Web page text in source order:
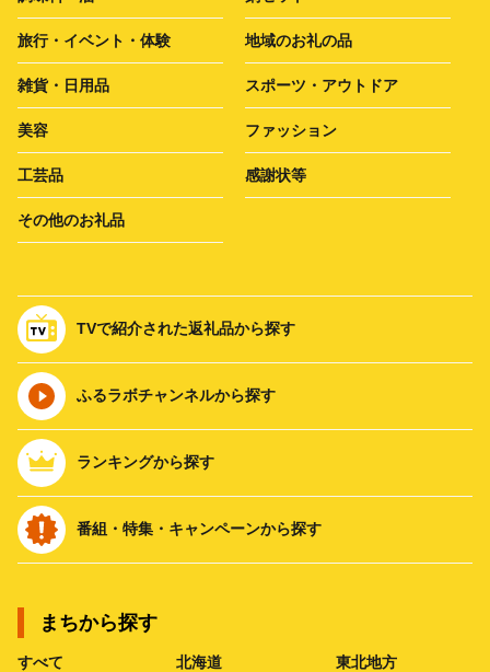
旅行・イベント・体験 地域のお礼の品
雑貨・日用品 スポーツ・アウトドア
美容 ファッション
工芸品 感謝状等
その他のお礼品
TVで紹介された返礼品から探す
ふるラボチャンネルから探す
ランキングから探す
番組・特集・キャンペーンから探す
まちから探す
すべて 北海道 東北地方